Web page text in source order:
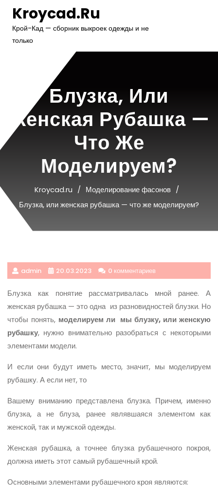
содержимому
Kroycad.ru
Крой-Кад — сборник выкроек одежды и не
только
Блузка, Или
Женская Рубашка —
Что Же
Моделируем?
Kroycad.ru
Моделирование фасонов
Блузка, или женская рубашка — что же моделируем?
admin 20.03.2023 0 комментариев
Блузка как понятие рассматривалась мной ранее. А
женская рубашка — это одна из разновидностей блузки. Но
чтобы понять, моделируем ли мы блузку, или женскую
рубашку, нужно внимательно разобраться с некоторыми
элементами модели.
И если они будут иметь место, значит, мы моделируем
рубашку. А если нет, то
Вашему вниманию представлена блузка. Причем, именно
блузка, а не блуза, ранее являвшаяся элементом как
женской, так и мужской одежды.
Женская рубашка, а точнее блузка рубашечного покроя,
должна иметь этот самый рубашечный крой.
Основными элементами рубашечного кроя являются: